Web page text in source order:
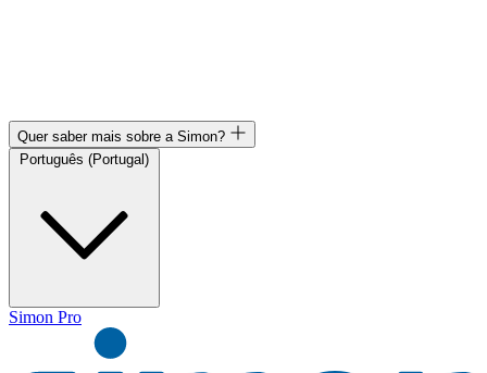
Quer saber mais sobre a Simon?
Simon Pro